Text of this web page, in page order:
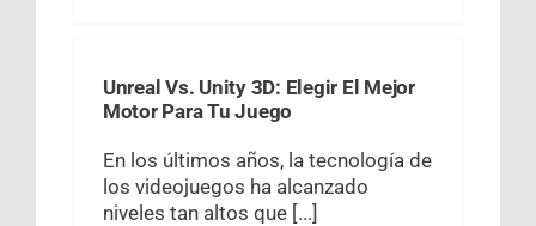
Unreal Vs. Unity 3D: Elegir El Mejor
Motor Para Tu Juego
En los últimos años, la tecnología de
los videojuegos ha alcanzado
niveles tan altos que [...]